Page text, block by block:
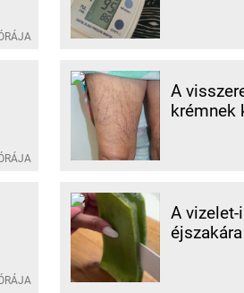
A
krémnek
A